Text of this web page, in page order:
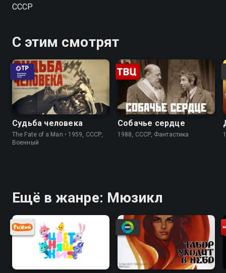
СССР
С этим смотрят
Судьба человека
The Fate of a Man • 1959, СССР,
Военный
Собачье сердце
1988, СССР, Фантастика
Ещё в жанре: Мюзикл